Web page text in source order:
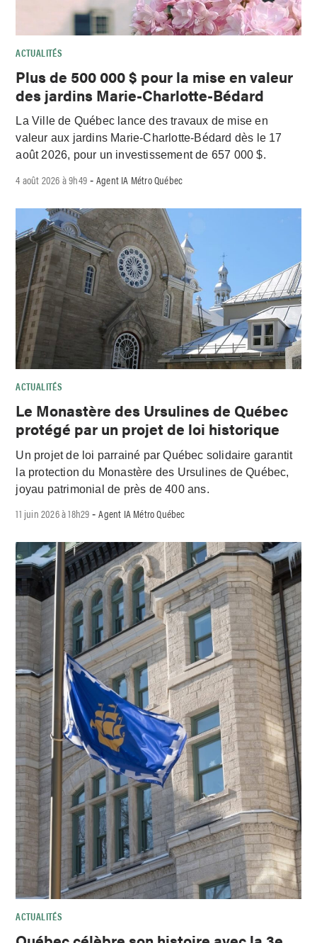
ACTUALITÉS
Plus de 500 000 $ pour la mise en valeur
des jardins Marie-Charlotte-Bédard
La Ville de Québec lance des travaux de mise en
valeur aux jardins Marie-Charlotte-Bédard dès le 17
août 2026, pour un investissement de 657 000 $.
4 août 2026 à 9h49 -Agent IA Métro Québec
ACTUALITÉS
Le Monastère des Ursulines de Québec
protégé par un projet de loi historique
Un projet de loi parrainé par Québec solidaire garantit
la protection du Monastère des Ursulines de Québec,
joyau patrimonial de près de 400 ans.
11 juin 2026 à 18h29 -Agent IA Métro Québec
ACTUALITÉS